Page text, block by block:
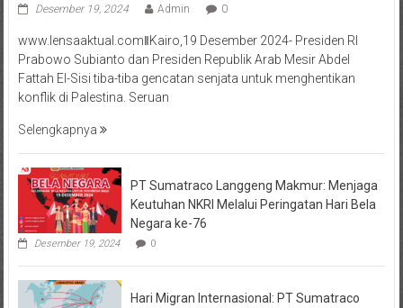
Desember 19, 2024 Admin 0
www.lensaaktual.comǁKairo,19 Desember 2024- Presiden RI
Prabowo Subianto dan Presiden Republik Arab Mesir Abdel
Fattah El-Sisi tiba-tiba gencatan senjata untuk menghentikan
konflik di Palestina. Seruan
Selengkapnya
PT Sumatraco Langgeng Makmur: Menjaga
Keutuhan NKRI Melalui Peringatan Hari Bela
Negara ke-76
Desember 19, 2024 0
Hari Migran Internasional: PT Sumatraco